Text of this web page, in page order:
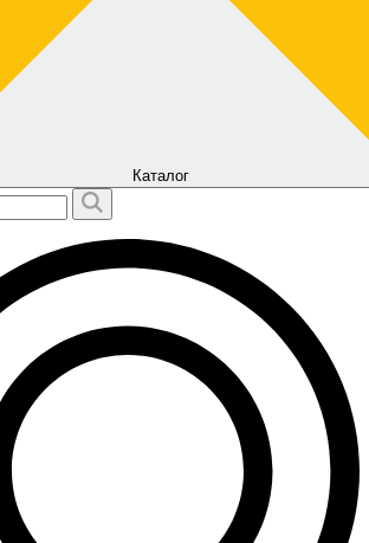
Каталог